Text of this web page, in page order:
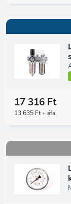
17 316 Ft
13 635 Ft + áfa